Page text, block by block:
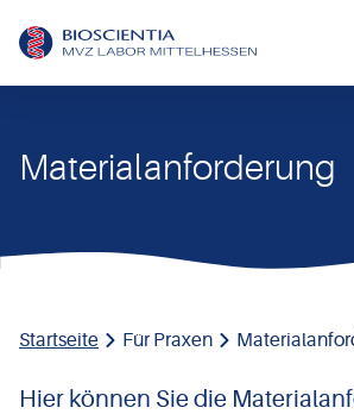
Materialanforderung
Startseite Für Praxen
Hier können Sie die